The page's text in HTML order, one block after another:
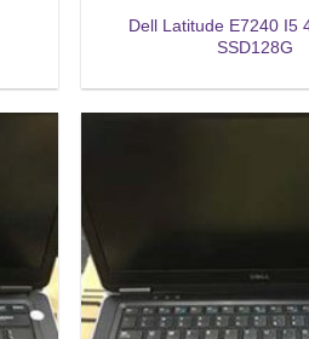
Dell Latitude E7240 I5
SSD128G